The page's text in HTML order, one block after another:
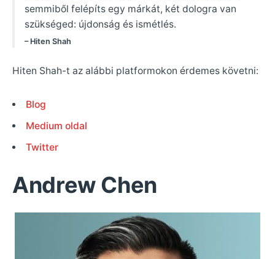
semmiből felépíts egy márkát, két dologra van
szükséged: újdonság és ismétlés.
– Hiten Shah
Hiten Shah-t az alábbi platformokon érdemes követni:
Blog
Medium oldal
Twitter
Andrew Chen